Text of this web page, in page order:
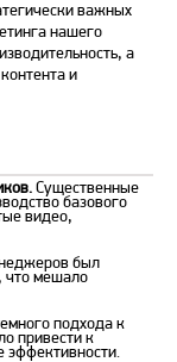
важных
нашего
а
и
Существенные
базового
видео,
был
что мешало
подхода к
привести к
эффективности.